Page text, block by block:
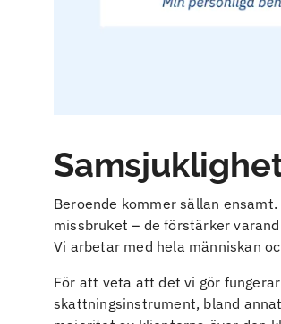
Beroende kommer sällan
missbruket – de förstärker
Vi arbetar med hela människan
För att veta att det vi gör
skattningsinstrument, bland